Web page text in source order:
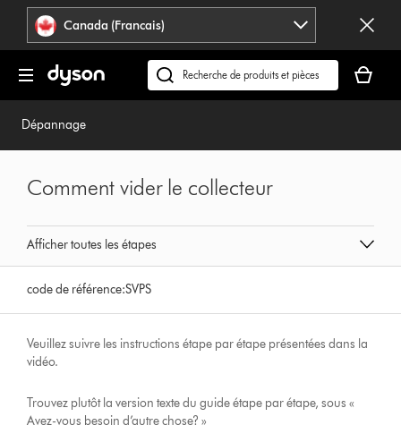
Veuillez
ou
appuyer
pour
navigation.
Déclaration
relative
à
l’accessibilité
Canada (Francais)
Recherchez
des
du
notre
panier
est
Dépannage
Afficher toutes les étapes
Comment vider le collecteur
code de référence:SVPS
Veuillez suivre les instructions étape par étape présentées dans la
vidéo.
Trouvez plutôt la version texte du guide étape par étape, sous «
Avez-vous besoin d’autre chose? »